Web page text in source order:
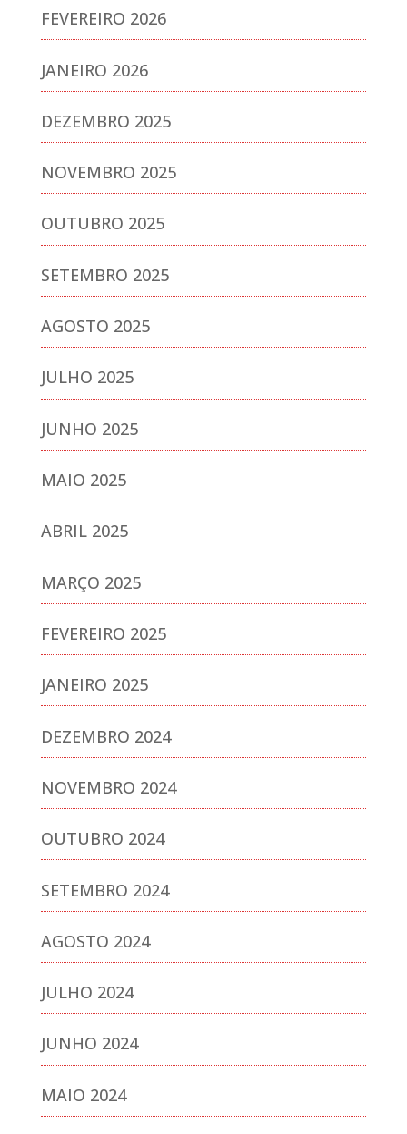
FEVEREIRO 2026
JANEIRO 2026
DEZEMBRO 2025
NOVEMBRO 2025
OUTUBRO 2025
SETEMBRO 2025
AGOSTO 2025
JULHO 2025
JUNHO 2025
MAIO 2025
ABRIL 2025
MARÇO 2025
FEVEREIRO 2025
JANEIRO 2025
DEZEMBRO 2024
NOVEMBRO 2024
OUTUBRO 2024
SETEMBRO 2024
AGOSTO 2024
JULHO 2024
JUNHO 2024
MAIO 2024